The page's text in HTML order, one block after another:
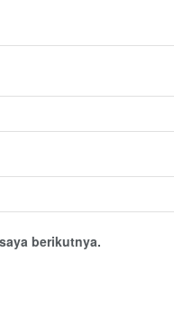
berikutnya.